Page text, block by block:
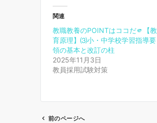
関連
教職教養のPOINTはココだ🫵【教
育原理】⑶小・中学校学習指導要
領の基本と改訂の柱
2025年11月3日
教員採用試験対策
前のページへ